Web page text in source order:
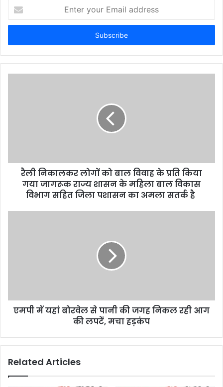
t
r
y
s
रैली निकालकर लोगों को बाल विवाह के प्रति किया
गया जागरूक राज्य शासन के महिला बाल विकास
विभाग सहित जिला पशासन का अमला सतर्क है
एमपी में यहां बोरवेल से पानी की जगह निकल रही आग
की लपटें, मचा हड़कंप
Related Articles